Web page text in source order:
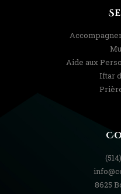
Aide aux
Iftar
8625